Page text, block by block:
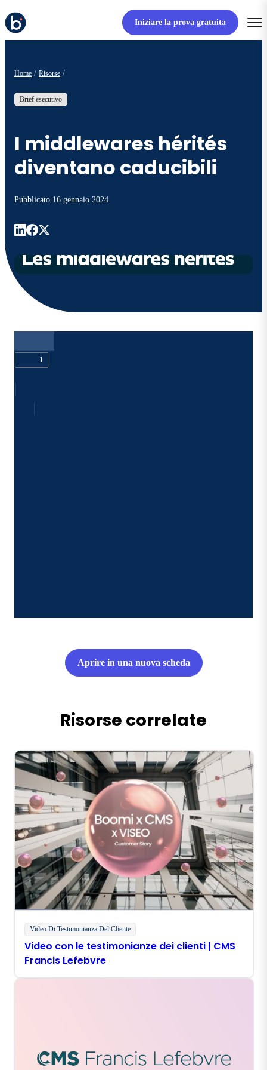
Iniziare la prova gratuita
Home Risorse
Brief esecutivo
I middlewares hérités
diventano caducibili
Pubblicato 16 gennaio 2024
Aprire in una nuova scheda
Risorse correlate
Video Di Testimonianza Del Cliente
Video con le testimonianze dei clienti | CMS
Francis Lefebvre